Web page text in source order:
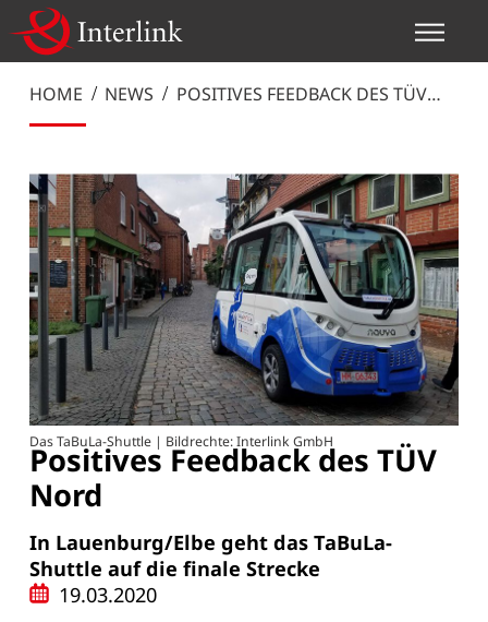
HOME NEWS
POSITIVES FEEDBACK DES TÜV
Das TaBuLa-Shuttle | Bildrechte: Interlink GmbH
Positives Feedback des TÜV
Nord
In Lauenburg/Elbe geht das TaBuLa-
Shuttle auf die finale Strecke
19.03.2020